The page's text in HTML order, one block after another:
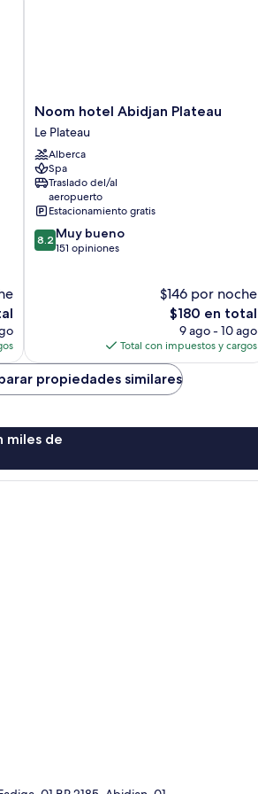
Noom
hotel
Abidjan
Plateau
Le
Plateau
Noom hotel Abidjan Plateau
Le Plateau
Alberca
Spa
Traslado del/al
aeropuerto
Estacionamiento gratis
8.2
de
8.2 Muy bueno
151 opiniones
$146 por noche
El
precio
actual
es
de
$180
$180 en total
9 ago - 10 ago
Total con impuestos y cargos
propiedades similares
miles de